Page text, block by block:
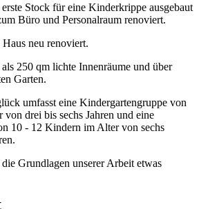
Stock für eine Kinderkrippe ausgebaut
Büro und Personalraum renoviert.
neu renoviert.
250 qm lichte Innenräume und über
Garten.
umfasst eine Kindergartengruppe von
drei bis sechs Jahren und eine
10 - 12 Kindern im Alter von sechs
Grundlagen unserer Arbeit etwas